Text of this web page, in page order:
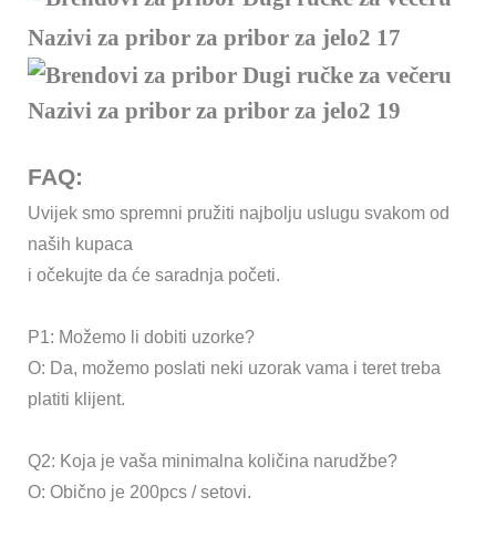
FAQ:
Uvijek smo spremni pružiti najbolju uslugu svakom od
naših kupaca
i očekujte da će saradnja početi.
P1: Možemo li dobiti uzorke?
O: Da, možemo poslati neki uzorak vama i teret treba
platiti klijent.
Q2: Koja je vaša minimalna količina narudžbe?
O: Obično je 200pcs / setovi.